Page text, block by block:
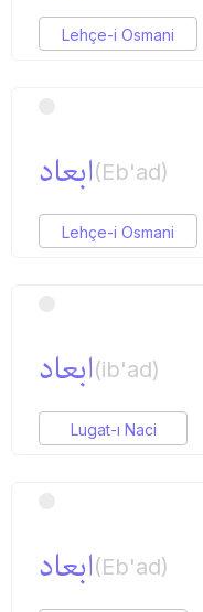
Lehçe-i Osmani
ابعاد(Eb'ad)
Lehçe-i Osmani
ابعاد(ib'ad)
Lugat-ı Naci
ابعاد(Eb'ad)